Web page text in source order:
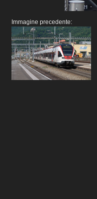
Immagine precedente: